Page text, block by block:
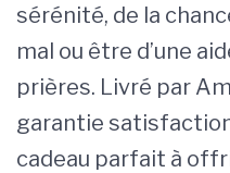
sérénité, de la
mal ou être d’une
prières. Livré par
garantie
cadeau parfait à